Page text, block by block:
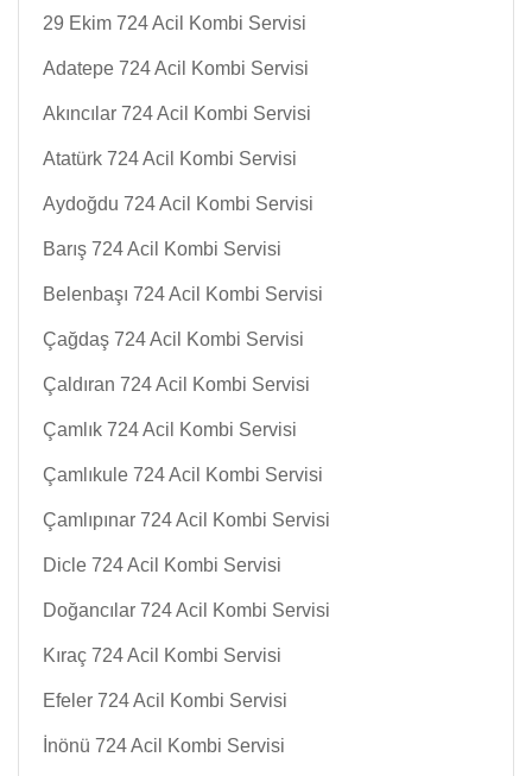
29 Ekim 724 Acil Kombi Servisi
Adatepe 724 Acil Kombi Servisi
Akıncılar 724 Acil Kombi Servisi
Atatürk 724 Acil Kombi Servisi
Aydoğdu 724 Acil Kombi Servisi
Barış 724 Acil Kombi Servisi
Belenbaşı 724 Acil Kombi Servisi
Çağdaş 724 Acil Kombi Servisi
Çaldıran 724 Acil Kombi Servisi
Çamlık 724 Acil Kombi Servisi
Çamlıkule 724 Acil Kombi Servisi
Çamlıpınar 724 Acil Kombi Servisi
Dicle 724 Acil Kombi Servisi
Doğancılar 724 Acil Kombi Servisi
Kıraç 724 Acil Kombi Servisi
Efeler 724 Acil Kombi Servisi
İnönü 724 Acil Kombi Servisi